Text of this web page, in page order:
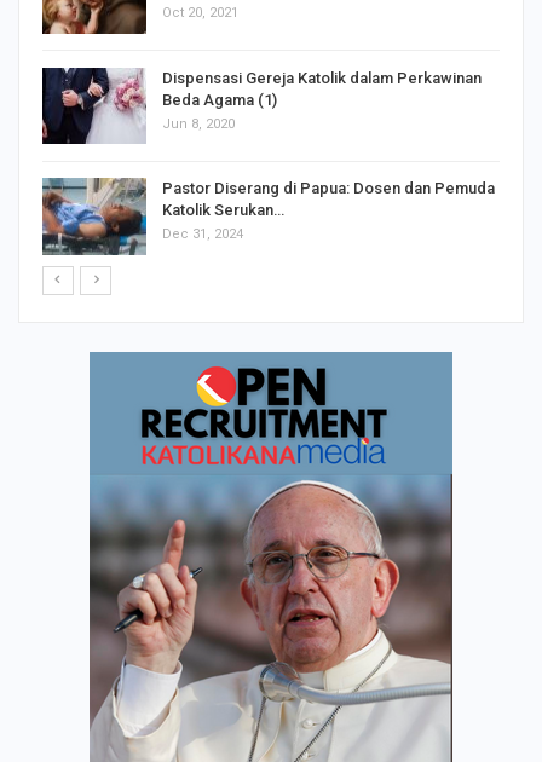
Oct 20, 2021
Dispensasi Gereja Katolik dalam Perkawinan
Beda Agama (1)
Jun 8, 2020
Pastor Diserang di Papua: Dosen dan Pemuda
Katolik Serukan…
Dec 31, 2024